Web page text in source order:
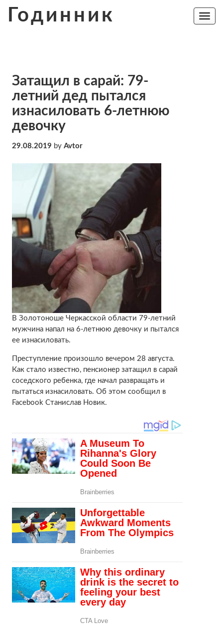
Годинник
Toggle
Затащил в сарай: 79-
летний дед пытался
изнасиловать 6-летнюю
девочку
29.08.2019 by Avtor
В Золотоноше Черкасской области 79-летний
мужчина напал на 6-летнюю девочку и пытался
ее изнасиловать.
Преступление произошло вечером 28 августа.
Как стало известно, пенсионер затащил в сарай
соседского ребенка, где начал развращать и
пытаться изнасиловать. Об этом сообщил в
Facebook Станислав Новик.